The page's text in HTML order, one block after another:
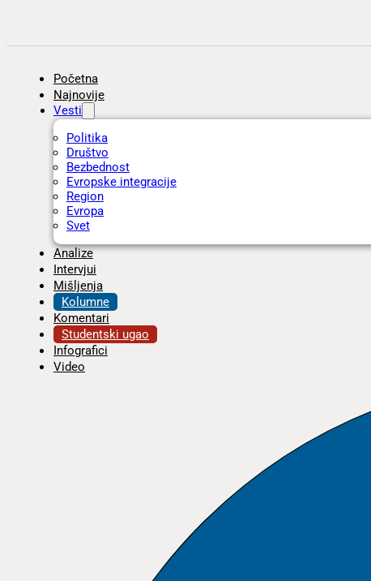
Početna
Najnovije
Vesti
Politika
Društvo
Bezbednost
Evropske integracije
Region
Evropa
Svet
Analize
Intervjui
Mišljenja
Kolumne
Komentari
Studentski ugao
Infografici
Video